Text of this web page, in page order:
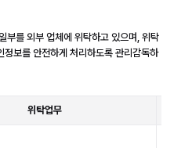
부를 외부 업체에 위탁하고 있으며, 위탁
보를 안전하게 처리하도록 관리감독하
위탁업무